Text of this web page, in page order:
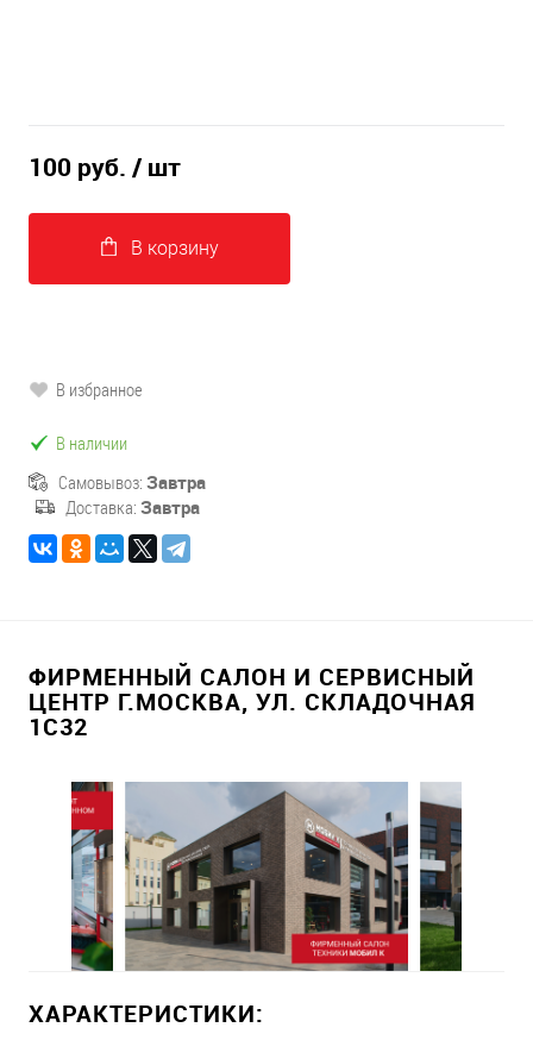
100 руб. / шт
В корзину
В избранное
В наличии
Самовывоз: Завтра
Доставка: Завтра
ФИРМЕННЫЙ САЛОН И СЕРВИСНЫЙ
ЦЕНТР Г.МОСКВА, УЛ. СКЛАДОЧНАЯ
1С32
ХАРАКТЕРИСТИКИ: